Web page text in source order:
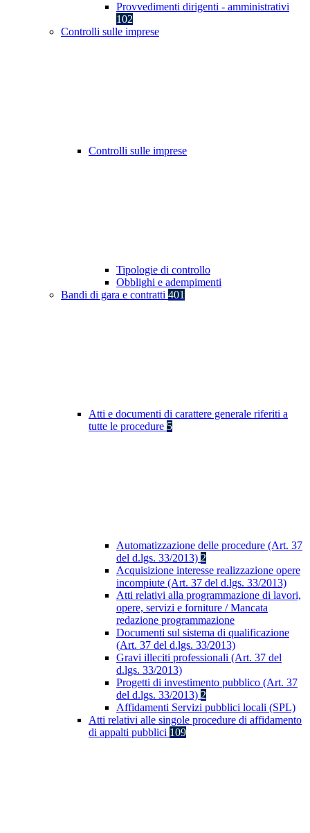
Provvedimenti dirigenti - amministrativi
102
Controlli sulle imprese
Controlli sulle imprese
Tipologie di controllo
Obblighi e adempimenti
Bandi di gara e contratti 401
Atti e documenti di carattere generale riferiti a
tutte le procedure 5
Automatizzazione delle procedure (Art. 37
del d.lgs. 33/2013) 2
Acquisizione interesse realizzazione opere
incompiute (Art. 37 del d.lgs. 33/2013)
Atti relativi alla programmazione di lavori,
opere, servizi e forniture / Mancata
redazione programmazione
Documenti sul sistema di qualificazione
(Art. 37 del d.lgs. 33/2013)
Gravi illeciti professionali (Art. 37 del
d.lgs. 33/2013)
Progetti di investimento pubblico (Art. 37
del d.lgs. 33/2013) 2
Affidamenti Servizi pubblici locali (SPL)
Atti relativi alle singole procedure di affidamento
di appalti pubblici 109